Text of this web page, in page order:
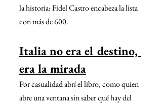
la historia: Fidel Castro encabeza la lista
con más de 600.
Italia no era el destino,
era la mirada
Por casualidad abrí el libro, como quien
abre una ventana sin saber qué hay del